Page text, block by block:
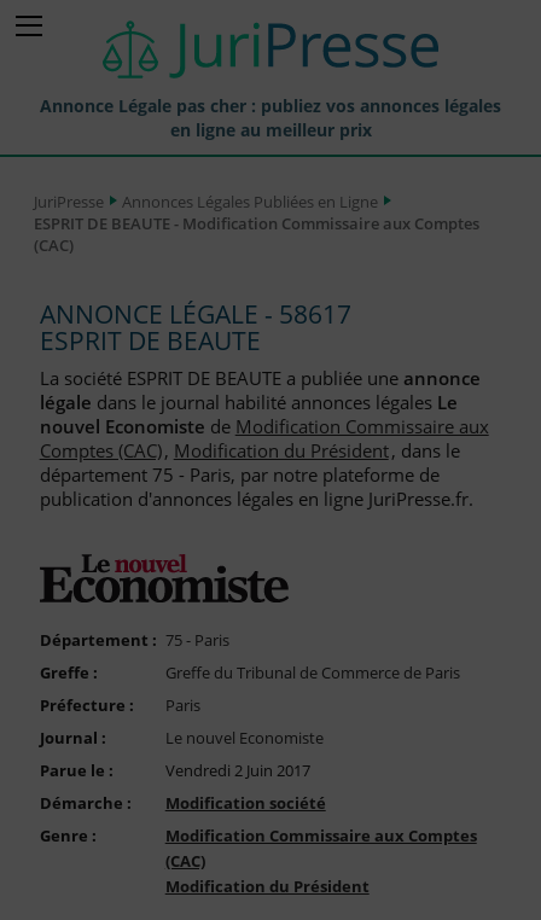
Annonce Légale pas cher : publiez vos annonces légales
en ligne au meilleur prix
Annonces Légales Publiées
Journaux Habilités (JAL) Annonces Légales
Liste des Greffes
Liste des CCI
Le Blog pour les Entreprises
Nous Contacter
Compte PRO
JuriPresse
Annonces Légales Publiées en Ligne
ESPRIT DE BEAUTE - Modification Commissaire aux Comptes
(CAC)
ANNONCE LÉGALE - 58617
ESPRIT DE BEAUTE
La société ESPRIT DE BEAUTE a publiée une annonce
légale dans le journal habilité annonces légales Le
nouvel Economiste de Modification Commissaire aux
Comptes (CAC), Modification du Président, dans le
département 75 - Paris, par notre plateforme de
publication d'annonces légales en ligne JuriPresse.fr.
Département : 75 - Paris
Greffe :
Greffe du Tribunal de Commerce de Paris
Préfecture :
Paris
Journal :
Le nouvel Economiste
Parue le :
Vendredi 2 Juin 2017
Démarche :
Modification société
Genre :
Modification Commissaire aux Comptes
(CAC)
Modification du Président